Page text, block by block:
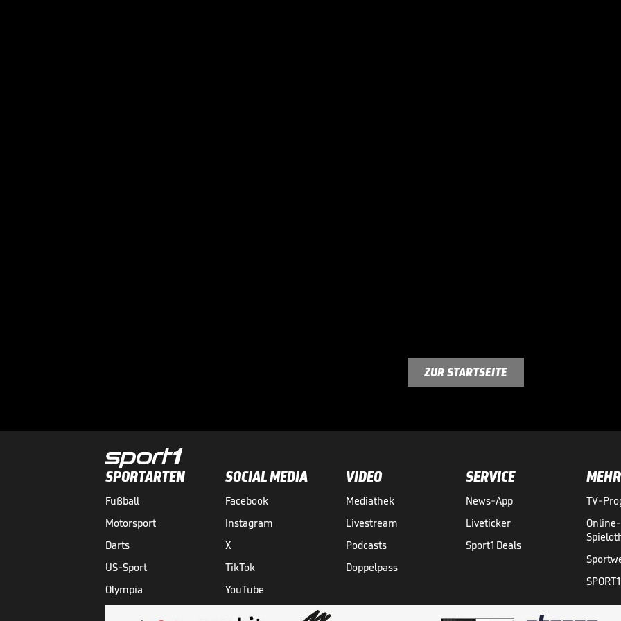
ZUR STARTSEITE
SPORTARTEN
Fußball
Motorsport
Darts
US-Sport
Olympia
SOCIAL MEDIA
Facebook
Instagram
X
TikTok
YouTube
VIDEO
Mediathek
Livestream
Podcasts
Doppelpass
SERVICE
News-App
Liveticker
Sport1 Deals
MEHR
TV-